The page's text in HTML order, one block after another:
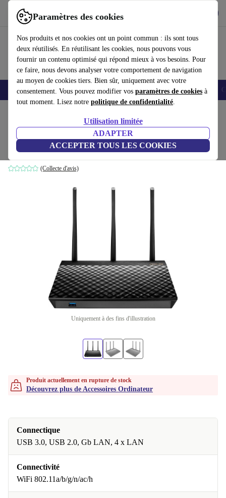
Paramètres des cookies
Nos produits et nos cookies ont un point commun : ils sont tous
deux réutilisés. En réutilisant les cookies, nous pouvons vous
fournir un contenu optimisé qui répond mieux à vos besoins. Pour
ce faire, nous devons analyser votre comportement de navigation
au moyen de cookies tiers. Bien sûr, uniquement avec votre
consentement. Vous pouvez modifier vos paramètres de cookies à
tout moment. Lisez notre politique de confidentialité.
Utilisation limitée
ADAPTER
ACCEPTER TOUS LES COOKIES
Utilisez refurbed rapidement et facilement
Smartphones Laptops Tablettes Montres connectées Accessoires
ASUS RT-AC1900U
Noir
(Collecte d'avis)
Uniquement à des fins d'illustration
Produit actuellement en rupture de stock
Découvrez plus de Accessoires Ordinateur
Connectique
USB 3.0, USB 2.0, Gb LAN, 4 x LAN
Connectivité
WiFi 802.11a/b/g/n/ac/h